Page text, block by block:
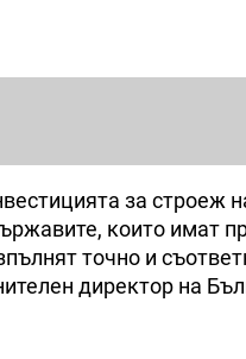
за строеж
които имат
точно и
директор на